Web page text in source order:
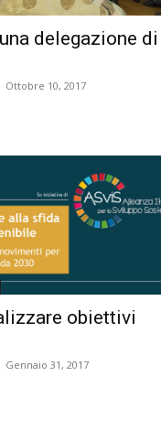
delegazione di
Ottobre 10, 2017
obiettivi
Gennaio 31, 2017